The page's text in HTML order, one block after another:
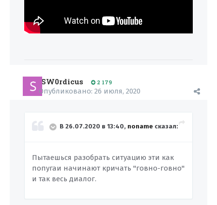
SW0rdicus 2 179
Опубликовано: 26 июля, 2020
В 26.07.2020 в 13:40, noname сказал:
Пытаешься разобрать ситуацию эти как
попугаи начинают кричать "говно-говно"
и так весь диалог.